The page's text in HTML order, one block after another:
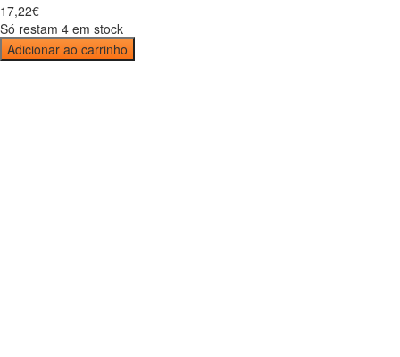
17,22€
Só restam 4 em stock
Adicionar ao carrinho